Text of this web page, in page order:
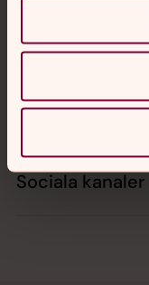
Kalender
Hitta snabbt
Sociala kanaler